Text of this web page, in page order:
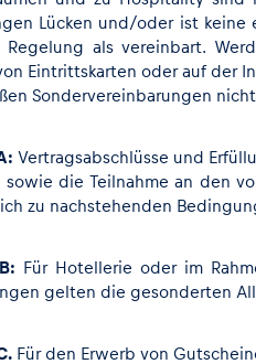
Lücken und/oder ist
Regelung als vereinbart.
Eintrittskarten oder auf der
Sondervereinbarungen
Vertragsabschlüsse und
die Teilnahme an den
zu nachstehenden
Für Hotellerie oder im
gelten die gesonderten
Für den Erwerb von